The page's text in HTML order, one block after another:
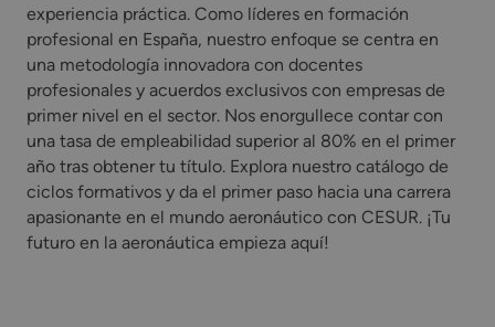
experiencia práctica. Como líderes en formación
profesional en España, nuestro enfoque se centra en
una metodología innovadora con docentes
profesionales y acuerdos exclusivos con empresas de
primer nivel en el sector. Nos enorgullece contar con
una tasa de empleabilidad superior al 80% en el primer
año tras obtener tu título. Explora nuestro catálogo de
ciclos formativos y da el primer paso hacia una carrera
apasionante en el mundo aeronáutico con CESUR. ¡Tu
futuro en la aeronáutica empieza aquí!